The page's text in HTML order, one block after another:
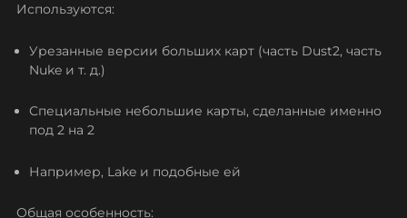
Используются:
Урезанные версии больших карт (часть Dust2, часть
Nuke и т. д.)
Специальные небольшие карты, сделанные именно
под 2 на 2
Например, Lake и подобные ей
Общая особенность: